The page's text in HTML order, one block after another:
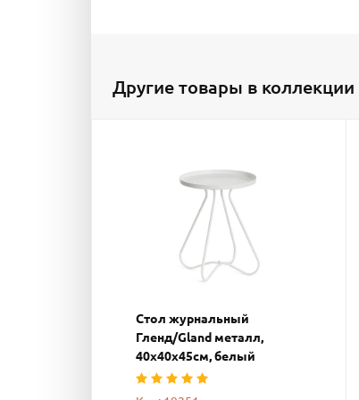
Другие товары в коллекции
Стол журнальный
Гленд/Gland металл,
40х40х45см, белый